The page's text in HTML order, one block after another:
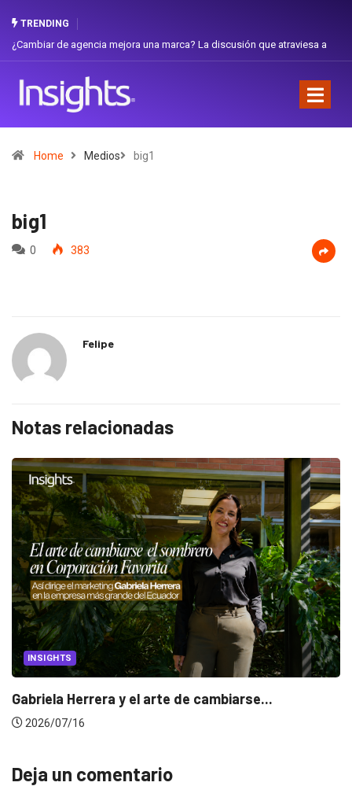
TRENDING
¿Cambiar de agencia mejora una marca? La discusión que atraviesa a
Home Medios big1
big1
0 383
Felipe
Notas relacionadas
INSIGHTS
Gabriela Herrera y el arte de cambiarse...
2026/07/16
Deja un comentario